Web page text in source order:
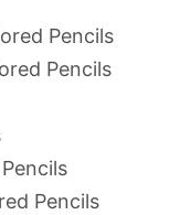
Pencils
Pencils
Pencils